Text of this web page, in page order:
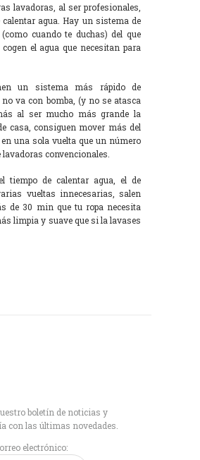
lavadoras, al ser profesionales,
agua. Hay un sistema de
cuando te duchas) del que
el agua que necesitan para
un sistema más rápido de
no va con bomba, (y no se atasca
al ser mucho más grande la
casa, consiguen mover más del
en una sola vuelta que un número
lavadoras convencionales.
tiempo de calentar agua, el de
vueltas innecesarias, salen
de 30 min que tu ropa necesita
limpia y suave que si la lavases
boletín de noticias y
con las últimas novedades.
electrónico: